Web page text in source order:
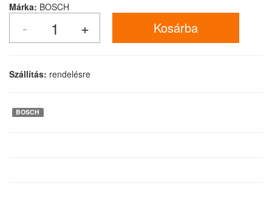
Márka: BOSCH
Szállítás: rendelésre
BOSCH